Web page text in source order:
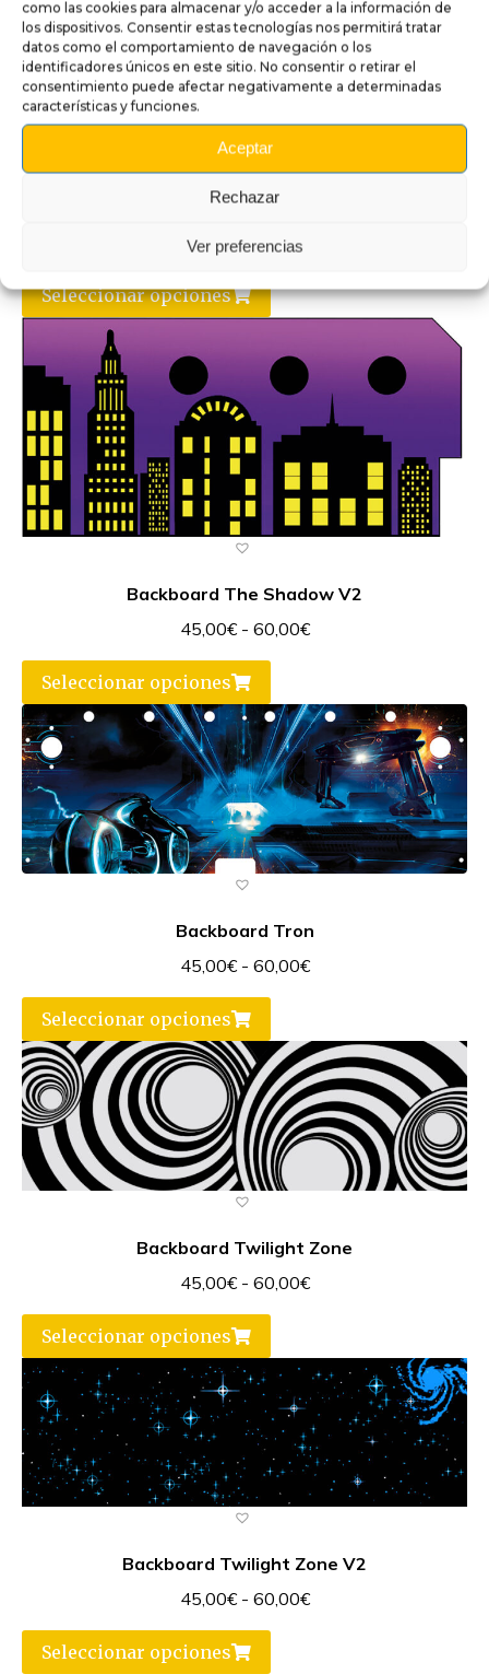
como las cookies para almacenar y/o acceder a la información de
los dispositivos. Consentir estas tecnologías nos permitirá tratar
datos como el comportamiento de navegación o los
identificadores únicos en este sitio. No consentir o retirar el
consentimiento puede afectar negativamente a determinadas
características y funciones.
Aceptar
Rechazar
Ver preferencias
Backboard The Shadow
45,00€ - 60,00€
Seleccionar opciones
Backboard The Shadow V2
45,00€ - 60,00€
Seleccionar opciones
Backboard Tron
45,00€ - 60,00€
Seleccionar opciones
Backboard Twilight Zone
45,00€ - 60,00€
Seleccionar opciones
Backboard Twilight Zone V2
45,00€ - 60,00€
Seleccionar opciones